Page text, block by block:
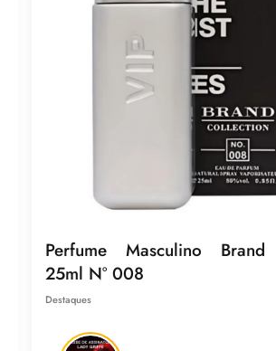
Perfume Masculino Brand
25ml N° 008
Destaques